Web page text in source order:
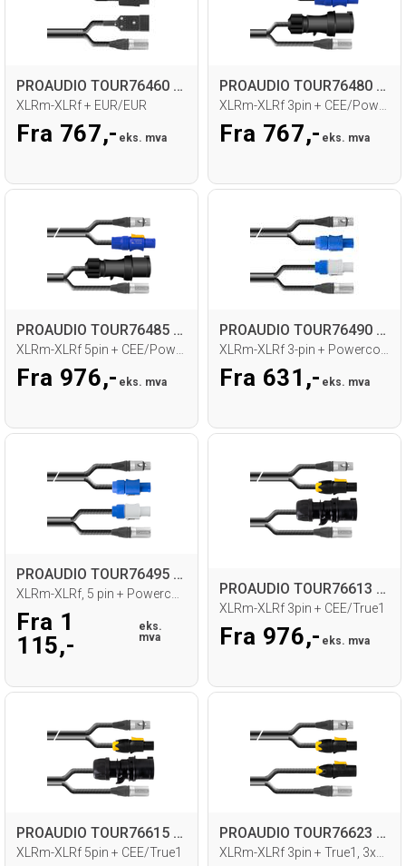
PROAUDIO TOUR76460 Kombikabel
XLRm-XLRf + EUR/EUR
Fra 767,- eks. mva
PROAUDIO TOUR76480 Kombikabel
Fra 767,- eks. mva
PROAUDIO TOUR76485 Kombikabel
Fra 976,- eks. mva
PROAUDIO TOUR76490 Kombikabel
Fra 631,- eks. mva
PROAUDIO TOUR76495 Kombikabel
Fra 1
115,-
eks.
mva
PROAUDIO TOUR76613 Kombikabel
XLRm-XLRf 3pin + CEE/True1
Fra 976,- eks. mva
PROAUDIO TOUR76615 Kombikabel
XLRm-XLRf 5pin + CEE/True1
PROAUDIO TOUR76623 Kombikabel